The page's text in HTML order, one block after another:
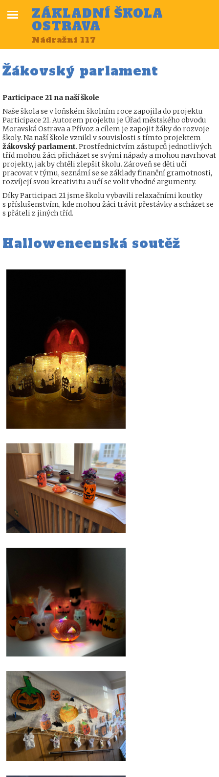
ZÁKLADNÍ ŠKOLA
OSTRAVA
Nádražní 117
Žákovský parlament
Participace 21 na naší škole
Naše škola se v loňském školním roce zapojila do projektu
Participace 21. Autorem projektu je Úřad městského obvodu
Moravská Ostrava a Přívoz a cílem je zapojit žáky do rozvoje
školy. Na naší škole vznikl v souvislosti s tímto projektem
žákovský parlament. Prostřednictvím zástupců jednotlivých
tříd mohou žáci přicházet se svými nápady a mohou navrhovat
projekty, jak by chtěli zlepšit školu. Zároveň se děti učí
pracovat v týmu, seznámí se se základy finanční gramotnosti,
rozvíjejí svou kreativitu a učí se volit vhodné argumenty.
Díky Participaci 21 jsme školu vybavili relaxačními koutky
s příslušenstvím, kde mohou žáci trávit přestávky a scházet se
s přáteli z jiných tříd.
Halloweneenská soutěž